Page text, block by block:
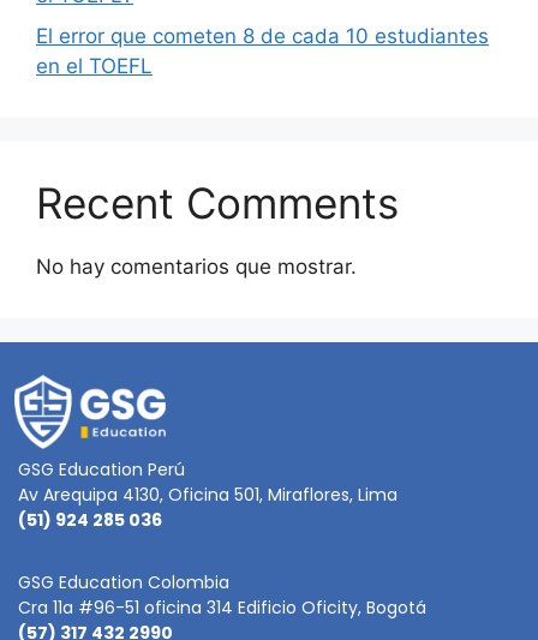
El error que cometen 8 de cada 10 estudiantes
en el TOEFL
Recent Comments
No hay comentarios que mostrar.
GSG Education Perú
Av Arequipa 4130, Oficina 501, Miraflores, Lima
(51) 924 285 036
GSG Education Colombia
Cra 11a #96-51 oficina 314 Edificio Oficity, Bogotá
(57) 317 432 2990